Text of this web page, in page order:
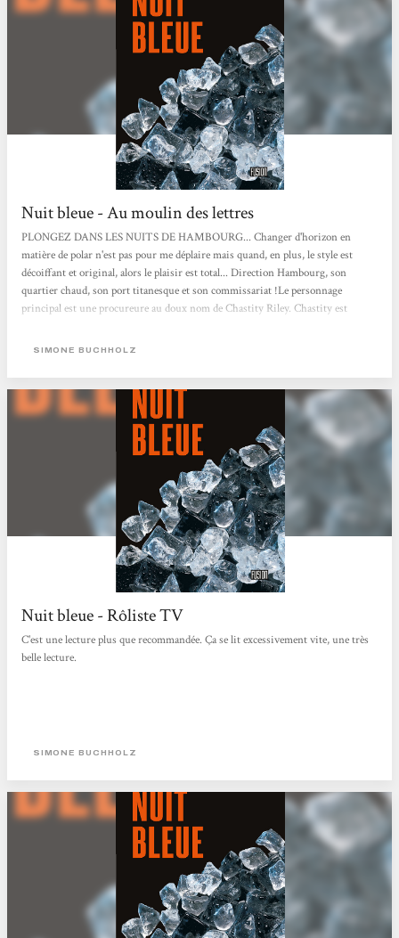
Nuit bleue - Au moulin des lettres
PLONGEZ DANS LES NUITS DE HAMBOURG... Changer d'horizon en
matière de polar n'est pas pour me déplaire mais quand, en plus, le style est
décoiffant et original, alors le plaisir est total... Direction Hambourg, son
quartier chaud, son port titanesque et son commissariat !Le personnage
principal est une procureure au doux nom de Chastity Riley. Chastity est
lève le coude à un rythme soutenu et quotidien. Entre 3 bières et 2 vodkas, elle
dérouiller au point de se retrouver à...
SIMONE BUCHHOLZ
Nuit bleue - Rôliste TV
C'est une lecture plus que recommandée. Ça se lit excessivement vite, une très
belle lecture.
SIMONE BUCHHOLZ